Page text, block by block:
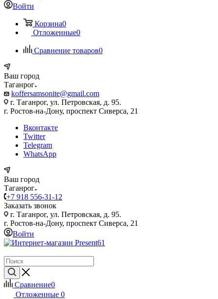
Войти
Корзина0
Отложенные0
Сравнение товаров0
Ваш город
Таганрог
koffersamsonite@gmail.com
г. Таганрог, ул. Петровская, д. 95.
г. Ростов-на-Дону, проспект Сиверса, 21
Вконтакте
Twitter
Telegram
WhatsApp
Ваш город
Таганрог
+7 918 556-31-12
Заказать звонок
г. Таганрог, ул. Петровская, д. 95.
г. Ростов-на-Дону, проспект Сиверса, 21
Войти
Сравнение0
Отложенные 0